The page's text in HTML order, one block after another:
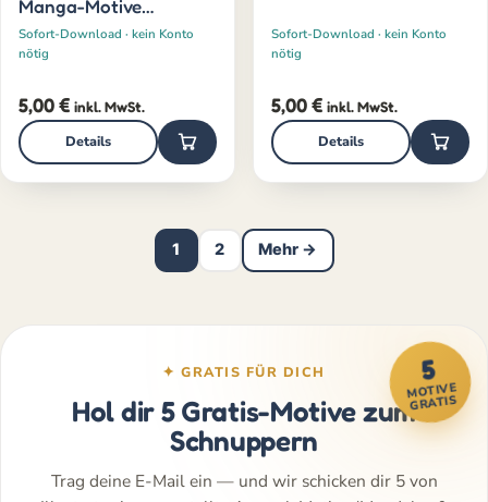
Manga-Motive
(jüngere)
Sofort-Download · kein Konto
nötig
5,00€ inkl. MwSt.
Details
Sofort-Download · kein Konto
nötig
5,00€ inkl. MwSt.
Details
1 2 Mehr →
5
MOTIVE
GRATIS
✦ GRATIS FÜR DICH
Hol dir 5 Gratis-Motive zum
Schnuppern
Trag deine E-Mail ein — und wir schicken dir 5 von